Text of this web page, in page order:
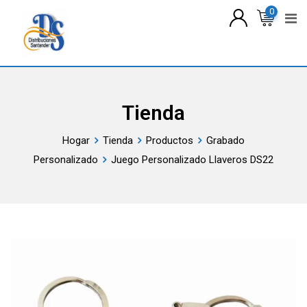
contenido
0
Tienda
Hogar Tienda Productos
Grabado
Personalizado
Juego Personalizado Llaveros DS22